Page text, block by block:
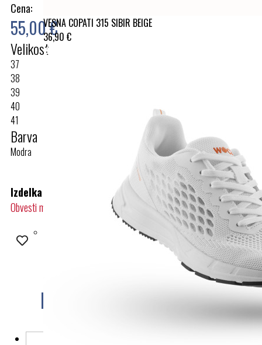
VESNA COPATI 315 SIBIR BEIGE
36,90 €
Cena:
55,00 €
Velikost
37
38
39
40
41
Barva
Modra
Izdelka žal trenutno ni na zalogi.
Obvesti me, ko bo na zalogi
Morda vam bo všeč tudi